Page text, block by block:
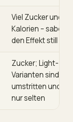
Viel Zucker und
Kalorien –
den Effekt still
Zucker; Light-
Varianten sind
umstritten und
nur selten